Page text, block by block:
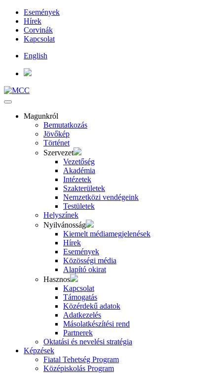
Események
Hírek
Corvinák
Kapcsolat
English
Magunkról
Bemutatkozás
Jövőkép
Történet
Szervezet
Vezetőség
Akadémia
Intézetek
Szakterületek
Nemzetközi vendégeink
Testületek
Helyszínek
Nyilvánosság
Kiemelt médiamegjelenések
Hírek
Események
Közösségi média
Alapító okirat
Hasznos
Kapcsolat
Támogatás
Közérdekű adatok
Adatkezelés
Másolatkészítési rend
Partnerek
Oktatási és nevelési stratégia
Képzések
Fiatal Tehetség Program
Középiskolás Program